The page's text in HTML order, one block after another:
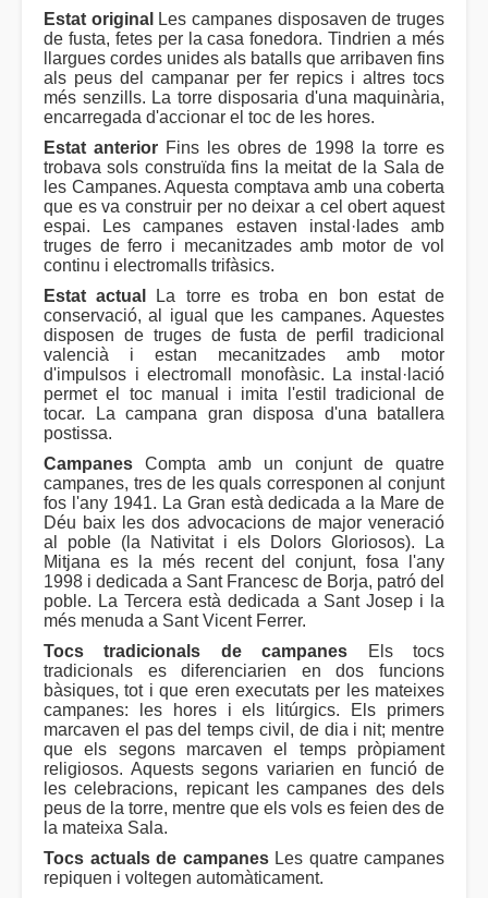
Estat original
Les campanes disposaven de truges
de fusta, fetes per la casa fonedora. Tindrien a més
llargues cordes unides als batalls que arribaven fins
als peus del campanar per fer repics i altres tocs
més senzills. La torre disposaria d'una maquinària,
encarregada d'accionar el toc de les hores.
Estat anteriorFins les obres de 1998 la torre es
trobava sols construïda fins la meitat de la Sala de
les Campanes. Aquesta comptava amb una coberta
que es va construir per no deixar a cel obert aquest
espai. Les campanes estaven instal·lades amb
truges de ferro i mecanitzades amb motor de vol
continu i electromalls trifàsics.
Estat actual
La torre es troba en bon estat de
conservació, al igual que les campanes. Aquestes
disposen de truges de fusta de perfil tradicional
valencià i estan mecanitzades amb motor
d'impulsos i electromall monofàsic. La instal·lació
permet el toc manual i imita l'estil tradicional de
tocar. La campana gran disposa d'una batallera
postissa.
Campanes Compta amb un conjunt de quatre
campanes, tres de les quals corresponen al conjunt
fos l'any 1941. La Gran està dedicada a la Mare de
Déu baix les dos advocacions de major veneració
al poble (la Nativitat i els Dolors Gloriosos). La
Mitjana es la més recent del conjunt, fosa l'any
1998 i dedicada a Sant Francesc de Borja, patró del
poble. La Tercera està dedicada a Sant Josep i la
més menuda a Sant Vicent Ferrer.
Tocs tradicionals de campanes Els tocs
tradicionals es diferenciarien en dos funcions
bàsiques, tot i que eren executats per les mateixes
campanes: les hores i els litúrgics. Els primers
marcaven el pas del temps civil, de dia i nit; mentre
que els segons marcaven el temps pròpiament
religiosos. Aquests segons variarien en funció de
les celebracions, repicant les campanes des dels
peus de la torre, mentre que els vols es feien des de
la mateixa Sala.
Tocs actuals de campanesLes quatre campanes
repiquen i voltegen automàticament.